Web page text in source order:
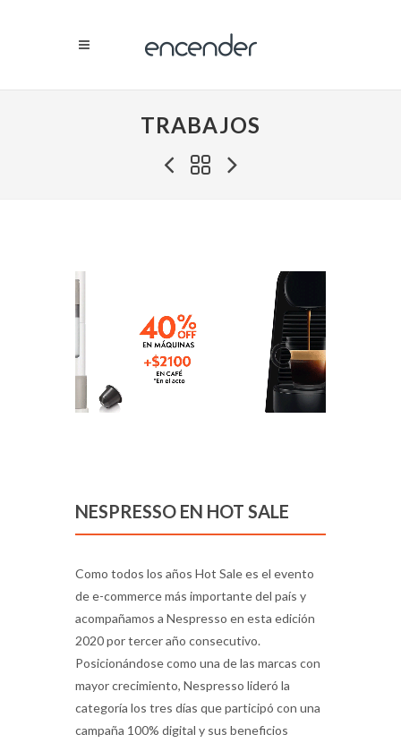
TRABAJOS
NESPRESSO EN HOT SALE
Como todos los años Hot Sale es el evento
de e-commerce más importante del país y
acompañamos a Nespresso en esta edición
2020 por tercer año consecutivo.
Posicionándose como una de las marcas con
mayor crecimiento, Nespresso lideró la
categoría los tres días que participó con una
campaña 100% digital y sus beneficios